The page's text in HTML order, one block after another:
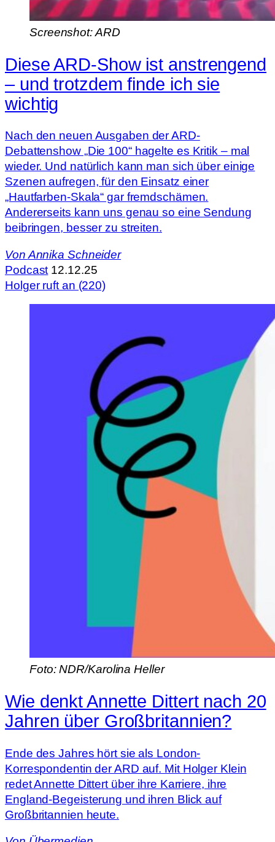
Screenshot: ARD
Diese ARD-Show ist anstrengend
– und trotzdem finde ich sie
wichtig
Nach den neuen Ausgaben der ARD-
Debattenshow „Die 100“ hagelte es Kritik – mal
wieder. Und natürlich kann man sich über einige
Szenen aufregen, für den Einsatz einer
„Hautfarben-Skala“ gar fremdschämen.
Andererseits kann uns genau so eine Sendung
beibringen, besser zu streiten.
Von Annika Schneider
Podcast 12.12.25
Holger ruft an (220)
Foto: NDR/Karolina Heller
Wie denkt Annette Dittert nach 20
Jahren über Großbritannien?
Ende des Jahres hört sie als London-
Korrespondentin der ARD auf. Mit Holger Klein
redet Annette Dittert über ihre Karriere, ihre
England-Begeisterung und ihren Blick auf
Großbritannien heute.